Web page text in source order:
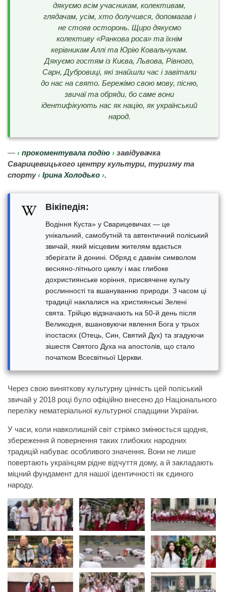
дякуємо всім учасникам, колективам,
глядачам, усім, хто долучився, допомагав і
не стояв осторонь. Щиро дякуємо
колективу «Ранкова роса» та їхнім
керівникам Аллі та Юрію Ковальчукам.
Дякуємо гостям із Києва, Львова, Рівного,
Сарн, Дубровиці, які знайшли час і завітали
до нас на свято. Бережімо свою мову, пісню,
звичаї та обряди, бо саме вони
ідентифікують нас як націю, як український
народ.
— прокоментувала подію
завідувачка
Сварицевицького центру культури, туризму та
спорту
Ірина Холодько .
Вікіпедія:
Водіння Куста» у Сварицевичах — це
унікальний, самобутній та автентичний поліський
звичай, який місцевим жителям вдається
зберігати й донині. Обряд є давнім символом
весняно-літнього циклу і має глибоке
дохристиянське коріння, присвячене культу
рослинності та вшануванню природи. З часом ці
традиції наклалися на християнські Зелені
свята. Трійцю відзначають на 50-й день після
Великодня, вшановуючи явлення Бога у трьох
іпостасях (Отець, Син, Святий Дух) та згадуючи
зішестя Святого Духа на апостолів, що стало
початком Всесвітньої Церкви.
Через свою виняткову культурну цінність цей поліський
звичай у 2018 році було офіційно внесено до Національного
переліку нематеріальної культурної спадщини України.
У часи, коли навколишній світ стрімко змінюється щодня,
збереження й повернення таких глибоких народних
традицій набуває особливого значення. Вони не лише
повертають українцям рідне відчуття дому, а й закладають
міцний фундамент для нашої ідентичності як єдиного
народу.